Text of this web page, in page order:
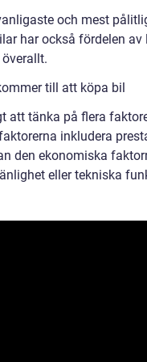
och mest
har också fördelen av
till att köpa bil
att tänka på flera
inkludera
den ekonomiska
eller tekniska